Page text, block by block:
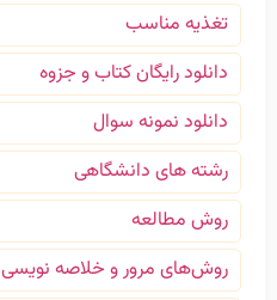
تغذیه مناسب
دانلود رایگان کتاب و جزوه
دانلود نمونه سوال
رشته های دانشگاهی
روش مطالعه
روش‌های مرور و خلاصه نویسی